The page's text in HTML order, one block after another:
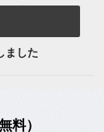
ました
料）